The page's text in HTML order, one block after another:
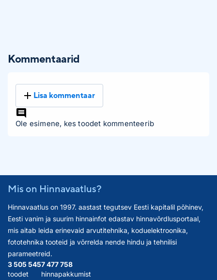
Kommentaarid
Lisa kommentaar
Ole esimene, kes toodet kommenteerib
Mis on Hinnavaatlus?
Hinnavaatlus on 1997. aastast tegutsev Eesti kapitalil põhinev,
Eesti vanim ja suurim hinnainfot edastav hinnavõrdlusportaal,
mis aitab leida erinevaid arvutitehnika, koduelektroonika,
fototehnika tooteid ja võrrelda nende hindu ja tehnilisi
parameetreid.
3 505 545
toodet
7 477 758
hinnapakkumist